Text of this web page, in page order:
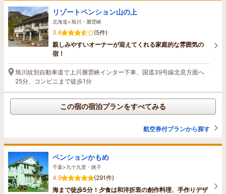
リゾートペンション山の上
北海道>旭川・層雲峡
3.6
(5件)
親しみやすいオーナーが迎えてくれる家庭的な雰囲気の
宿！
旭川紋別自動車道で上川層雲峡インター下車、国道39号線北見方面へ
25分、コンビニまで徒歩1分
この宿の宿泊プランをすべてみる
航空券付プランから探す
ペンションかもめ
千葉>九十九里・銚子
4.9
(291件)
海まで徒歩5分！夕食は和洋折衷の創作料理、手作りデザ